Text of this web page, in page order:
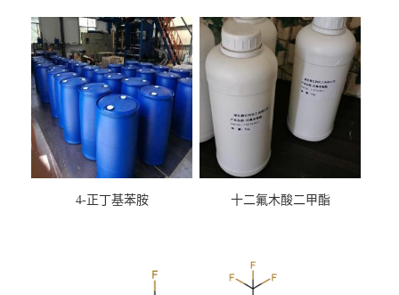
4-正丁基苯胺 十二氟木酸二甲酯